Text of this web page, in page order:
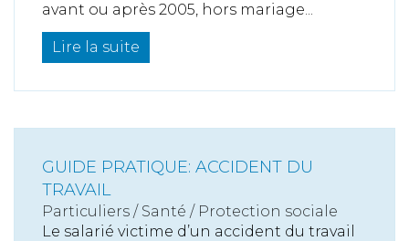
avant ou après 2005, hors mariage...
Lire la suite
GUIDE PRATIQUE: ACCIDENT DU
TRAVAIL
Particuliers / Santé / Protection sociale
Le salarié victime d’un accident du travail